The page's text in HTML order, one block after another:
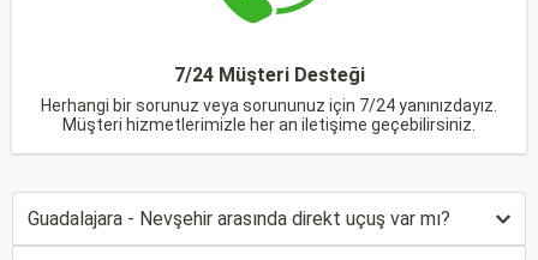
7/24 Müşteri Desteği
Herhangi bir sorunuz veya sorununuz için 7/24 yanınızdayız.
Müşteri hizmetlerimizle her an iletişime geçebilirsiniz.
Guadalajara - Nevşehir arasında direkt uçuş var mı?